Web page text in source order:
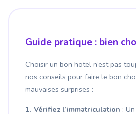
Guide pratique : bien
Choisir un bon hotel n’est pas
nos conseils pour faire le bon
mauvaises surprises :
1. Vérifiez l’immatriculation :